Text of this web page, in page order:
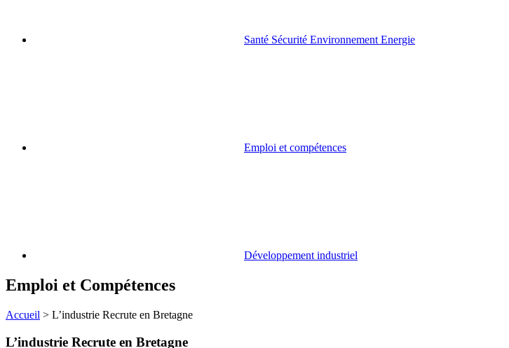
Santé Sécurité Environnement Energie
Emploi et compétences
Développement industriel
Emploi et Compétences
Accueil > L’industrie Recrute en Bretagne
L’industrie Recrute en Bretagne